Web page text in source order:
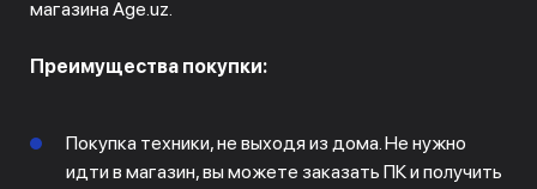
магазина Age.uz.
Преимущества покупки:
Покупка техники, не выходя из дома. Не нужно
идти в магазин, вы можете заказать ПК и получить